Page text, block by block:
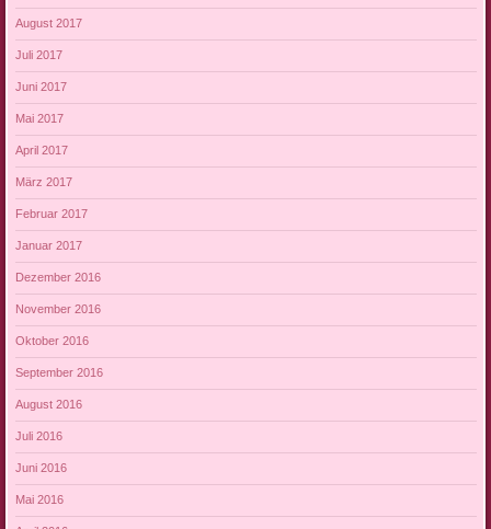
August 2017
Juli 2017
Juni 2017
Mai 2017
April 2017
März 2017
Februar 2017
Januar 2017
Dezember 2016
November 2016
Oktober 2016
September 2016
August 2016
Juli 2016
Juni 2016
Mai 2016